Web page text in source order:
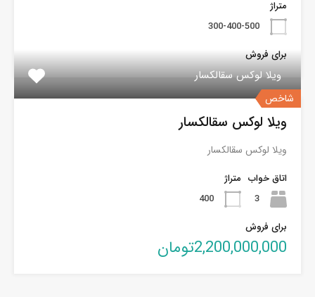
متراژ
300-400-500
برای فروش
شاخص
ویلا لوکس سقالکسار
ویلا لوکس سقالکسار
ویلا لوکس سقالکسار
اتاق خواب
3
متراژ
400
برای فروش
2,200,000,000تومان